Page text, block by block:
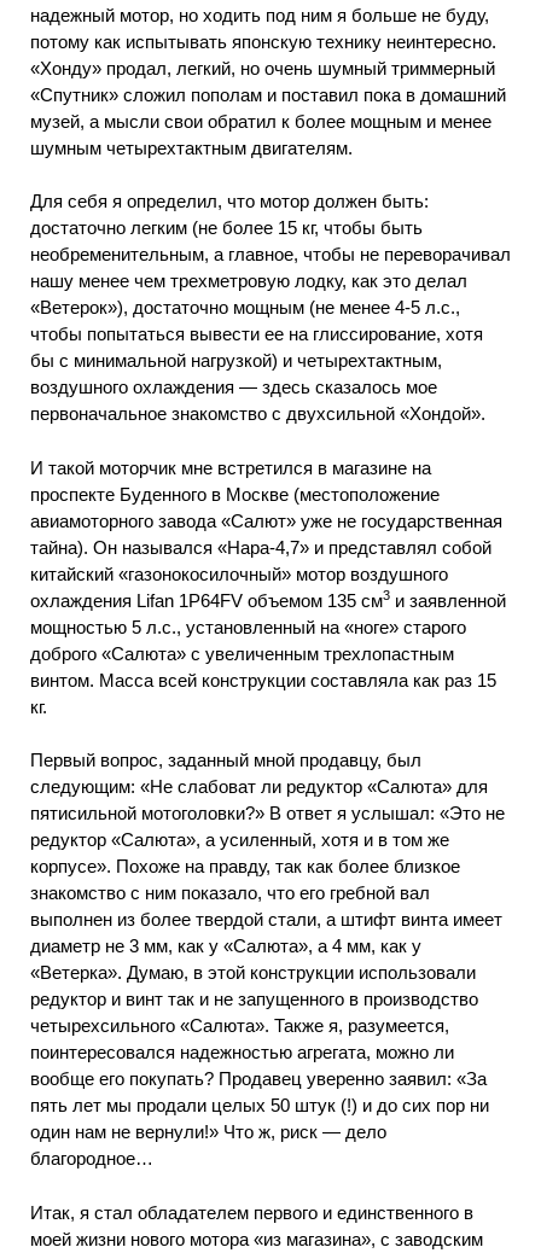
надежный мотор, но ходить под ним я больше не буду,
потому как испытывать японскую технику неинтересно.
«Хонду» продал, легкий, но очень шумный триммерный
«Спутник» сложил пополам и поставил пока в домашний
музей, а мысли свои обратил к более мощным и менее
шумным четырехтактным двигателям.
Для себя я определил, что мотор должен быть:
достаточно легким (не более 15 кг, чтобы быть
необременительным, а главное, чтобы не переворачивал
нашу менее чем трехметровую лодку, как это делал
«Ветерок»), достаточно мощным (не менее 4-5 л.с.,
чтобы попытаться вывести ее на глиссирование, хотя
бы с минимальной нагрузкой) и четырехтактным,
воздушного охлаждения — здесь сказалось мое
первоначальное знакомство с двухсильной «Хондой».
И такой моторчик мне встретился в магазине на
проспекте Буденного в Москве (местоположение
авиамоторного завода «Салют» уже не государственная
тайна). Он назывался «Нара-4,7» и представлял собой
китайский «газонокосилочный» мотор воздушного
охлаждения Lifan 1P64FV объемом 135 см3 и заявленной
мощностью 5 л.с., установленный на «ноге» старого
доброго «Салюта» с увеличенным трехлопастным
винтом. Масса всей конструкции составляла как раз 15
кг.
Первый вопрос, заданный мной продавцу, был
следующим: «Не слабоват ли редуктор «Салюта» для
пятисильной мотоголовки?» В ответ я услышал: «Это не
редуктор «Салюта», а усиленный, хотя и в том же
корпусе». Похоже на правду, так как более близкое
знакомство с ним показало, что его гребной вал
выполнен из более твердой стали, а штифт винта имеет
диаметр не 3 мм, как у «Салюта», а 4 мм, как у
«Ветерка». Думаю, в этой конструкции использовали
редуктор и винт так и не запущенного в производство
четырехсильного «Салюта». Также я, разумеется,
поинтересовался надежностью агрегата, можно ли
вообще его покупать? Продавец уверенно заявил: «За
пять лет мы продали целых 50 штук (!) и до сих пор ни
один нам не вернули!» Что ж, риск — дело
благородное…
Итак, я стал обладателем первого и единственного в
моей жизни нового мотора «из магазина», с заводским